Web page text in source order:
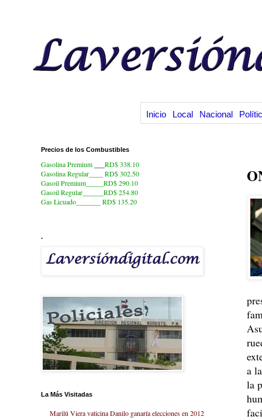
Inicio Local Nacional
a
la
Precios de los Combustibles
Gasolina Premium
RD$ 338.10
Gasolina Regular____ RD$ 302.50
Gasoil Premium_____RD$ 290.10
Gasoil Regular______RD$ 254.80
Gas Licuado_______
RD$ 135.20
.
La Más Visitadas
Marilú Viera vaticina Danilo ganaría elecciones en 2012